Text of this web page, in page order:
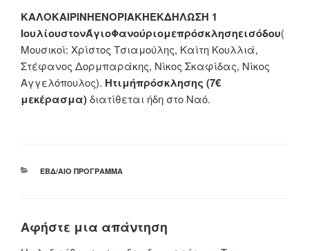
ΚΑΛΟΚΑΙΡΙΝΗΕΝΟΡΙΑΚΗΕΚΔΗΛΩΣΗ 1
ΙουλίουστονΆγιοΦανούριομεπρόσκλησηεισόδου(
Μουσικοί: Χρίστος Τσιαμούλης, Καίτη Κουλλιά,
Στέφανος Δορμπαράκης, Νίκος Σκαφίδας, Νίκος
Αγγελόπουλος). Ητιμήπρόσκλησης (7€
μεκέρασμα)διατίθεται ήδη στο Ναό.
ΚΑΤΗΓΟΡΊΕΣ
ΕΒΔ/ΑΊΟ ΠΡΌΓΡΑΜΜΑ
Αφήστε μια απάντηση